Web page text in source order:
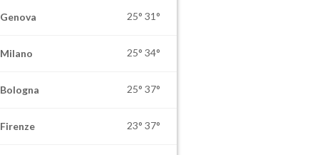
Genova 25° 31°
Milano 25° 34°
Bologna 25° 37°
Firenze 23° 37°